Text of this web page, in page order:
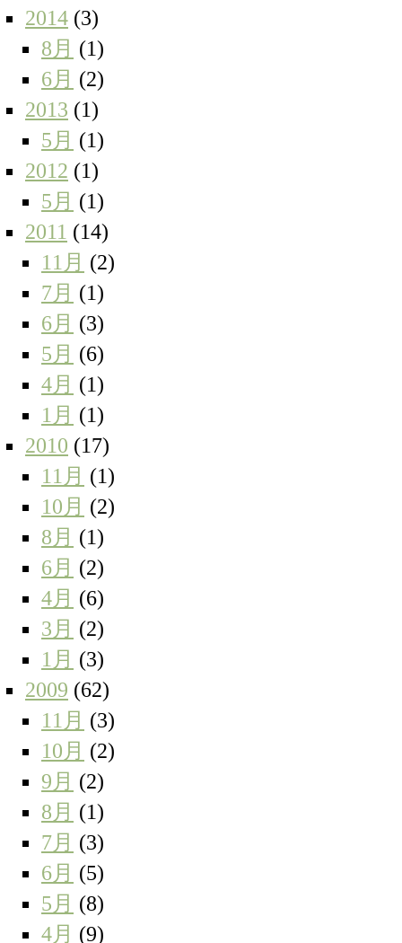
2014 (3)
8月 (1)
6月 (2)
2013 (1)
5月 (1)
2012 (1)
5月 (1)
2011 (14)
11月 (2)
7月 (1)
6月 (3)
5月 (6)
4月 (1)
1月 (1)
2010 (17)
11月 (1)
10月 (2)
8月 (1)
6月 (2)
4月 (6)
3月 (2)
1月 (3)
2009 (62)
11月 (3)
10月 (2)
9月 (2)
8月 (1)
7月 (3)
6月 (5)
5月 (8)
4月 (9)